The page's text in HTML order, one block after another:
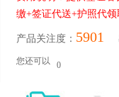
缴+签证代送+护照代领
产品关注度： 5901
您还可以 0